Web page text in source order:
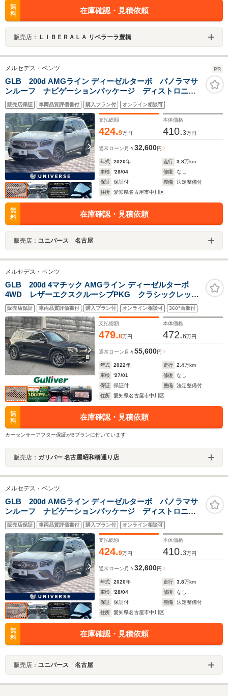
無
料
在庫確認・見積依頼
販売店： ＬＩＢＥＲＡＬＡ リベラーラ豊橋
メルセデス・ベンツ PR
GLB 200d AMGライン ディーゼルターボ パノラマサ
ンルーフ ナビゲーションパッケージ ディストロニッ
クプラス 全周囲カメラ 前後クリアランスソナー 地
デジTV レーンキーピングアシスト LEDヘッド 前席
シートヒーター 前席パワーシート
販売店保証 車両品質評価書付 購入プラン付 オンライン相談可
支払総額
424.9万円
本体価格
410.3万円
通常ローン 月々32,600円
年式 2020年 走行 3.8万km
車検
'28/04 修復
なし
保証
保証付 整備
法定整備付
住所
愛知県名古屋市中川区
無
料
在庫確認・見積依頼
販売店： ユニバース 名古屋
メルセデス・ベンツ
GLB 200d 4マチック AMGライン ディーゼルターボ
4WD レザーエクスクルーシブPKG クラシックレッ
ド ブラックツートーンレザーシート レ-ダ-セーフティ
PKG アクティブディスタンスアシストディストロニッ
ク アクティブブレーキアシスト アドバンスドPKG
販売店保証 車両品質評価書付 購入プラン付 オンライン相談可 360°画像付
支払総額
479.8万円
本体価格
472.6万円
通常ローン 月々55,600円
年式 2022年 走行 2.4万km
車検
'27/01 修復
なし
保証
保証付 整備
法定整備付
住所
愛知県名古屋市中川区
無
料
在庫確認・見積依頼
カーセンサーアフター保証がBプランに付いています
販売店： ガリバー 名古屋昭和橋通り店
メルセデス・ベンツ
GLB 200d AMGライン ディーゼルターボ パノラマサ
ンルーフ ナビゲーションパッケージ ディストロニッ
クプラス 全周囲カメラ 前後クリアランスソナー 地
デジTV レーンキーピングアシスト LEDヘッド 前席
シートヒーター 前席パワーシート
販売店保証 車両品質評価書付 購入プラン付 オンライン相談可
支払総額
424.9万円
本体価格
410.3万円
通常ローン 月々32,600円
年式 2020年 走行 3.8万km
車検
'28/04 修復
なし
保証
保証付 整備
法定整備付
住所
愛知県名古屋市中川区
無
料
在庫確認・見積依頼
販売店： ユニバース 名古屋